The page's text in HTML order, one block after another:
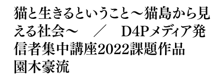
猫と生きるということ～猫島から見
える社会～ ／ D4Pメディア発
信者集中講座2022課題作品
園木豪流